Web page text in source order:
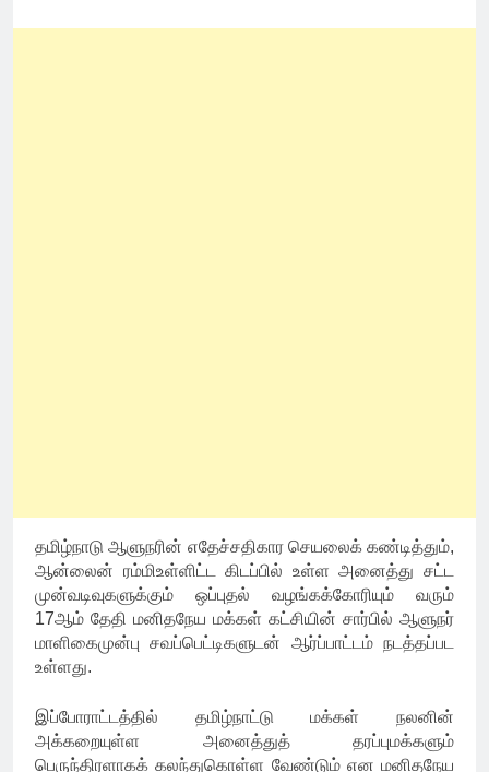
தமிழ்நாடு ஆளுநரின் எதேச்சதிகார செயலைக் கண்டித்தும்,
ஆன்லைன் ரம்மிஉள்ளிட்ட கிடப்பில் உள்ள அனைத்து சட்ட
முன்வடிவுகளுக்கும் ஒப்புதல் வழங்கக்கோரியும் வரும்
17ஆம் தேதி மனிதநேய மக்கள் கட்சியின் சார்பில் ஆளுநர்
மாளிகைமுன்பு சவப்பெட்டிகளுடன் ஆர்ப்பாட்டம் நடத்தப்பட
உள்ளது.
இப்போராட்டத்தில் தமிழ்நாட்டு மக்கள் நலனின்
அக்கறையுள்ள அனைத்துத் தரப்புமக்களும்
பெருந்திரளாகக் கலந்துகொள்ள வேண்டும் என மனிதநேய